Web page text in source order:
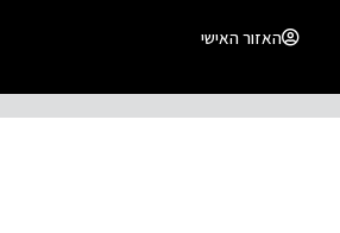
האזור האישי